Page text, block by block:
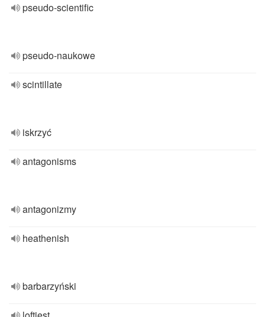
pseudo-scientific
pseudo-naukowe
scintillate
iskrzyć
antagonisms
antagonizmy
heathenish
barbarzyński